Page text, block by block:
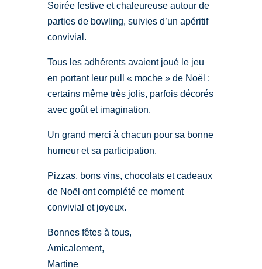
Soirée festive et chaleureuse autour de
parties de bowling, suivies d’un apéritif
convivial.
Tous les adhérents avaient joué le jeu
en portant leur pull « moche » de Noël :
certains même très jolis, parfois décorés
avec goût et imagination.
Un grand merci à chacun pour sa bonne
humeur et sa participation.
Pizzas, bons vins, chocolats et cadeaux
de Noël ont complété ce moment
convivial et joyeux.
Bonnes fêtes à tous,
Amicalement,
Martine